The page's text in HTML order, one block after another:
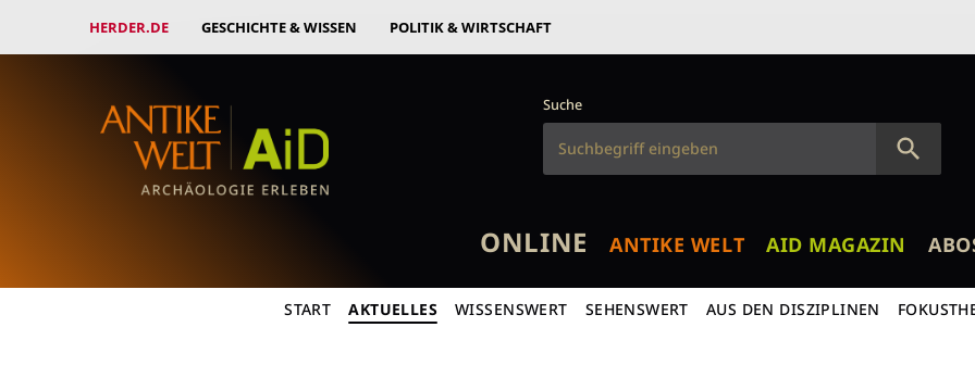
HERDER.DE GESCHICHTE & WISSEN POLITIK & WIRTSCHAFT
Suche
ONLINE ANTIKE WELT AID MAGAZIN
START AKTUELLES WISSENSWERT SEHENSWERT AUS DEN DISZIPLINEN